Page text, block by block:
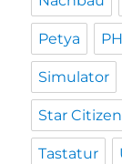
Petya
Simulator
Star Citizen
Tastatur